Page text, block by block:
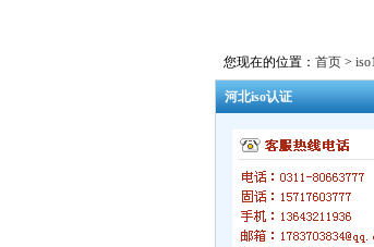
您现在的位置： 首页 >
河北iso认证